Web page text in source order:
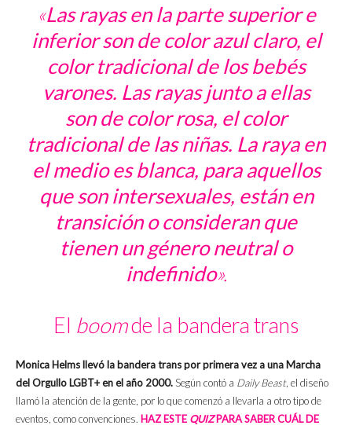
«Las rayas en la parte superior e
inferior son de color azul claro, el
color tradicional de los bebés
varones. Las rayas junto a ellas
son de color rosa, el color
tradicional de las niñas. La raya en
el medio es blanca, para aquellos
que son intersexuales, están en
transición o consideran que
tienen un género neutral o
indefinido».
El boomde la bandera trans
Monica Helms llevó la bandera trans por primera vez a una Marcha
del Orgullo LGBT+ en el año 2000. Según contó a Daily Beast, el diseño
llamó la atención de la gente, por lo que comenzó a llevarla a otro tipo de
eventos, como convenciones. HAZ ESTE QUIZPARA SABER CUÁL DE